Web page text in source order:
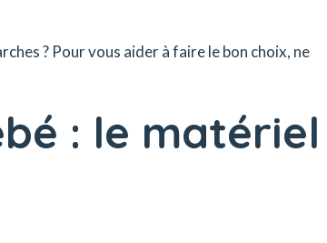
? Pour vous aider à faire le bon choix, ne
: le matériel